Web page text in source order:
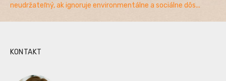
neudržateľný, ak ignoruje environmentálne a sociálne dôs...
KONTAKT